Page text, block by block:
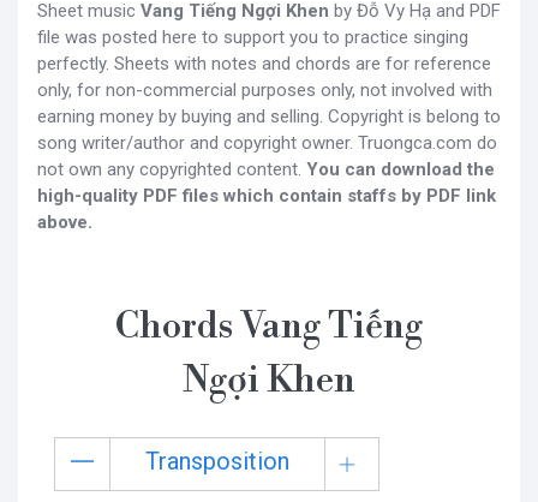
Sheet music Vang Tiếng Ngợi Khen by Đỗ Vy Hạ and PDF
file was posted here to support you to practice singing
perfectly. Sheets with notes and chords are for reference
only, for non-commercial purposes only, not involved with
earning money by buying and selling. Copyright is belong to
song writer/author and copyright owner. Truongca.com do
not own any copyrighted content. You can download the
high-quality PDF files which contain staffs by PDF link
above.
Chords Vang Tiếng
Ngợi Khen
Transposition